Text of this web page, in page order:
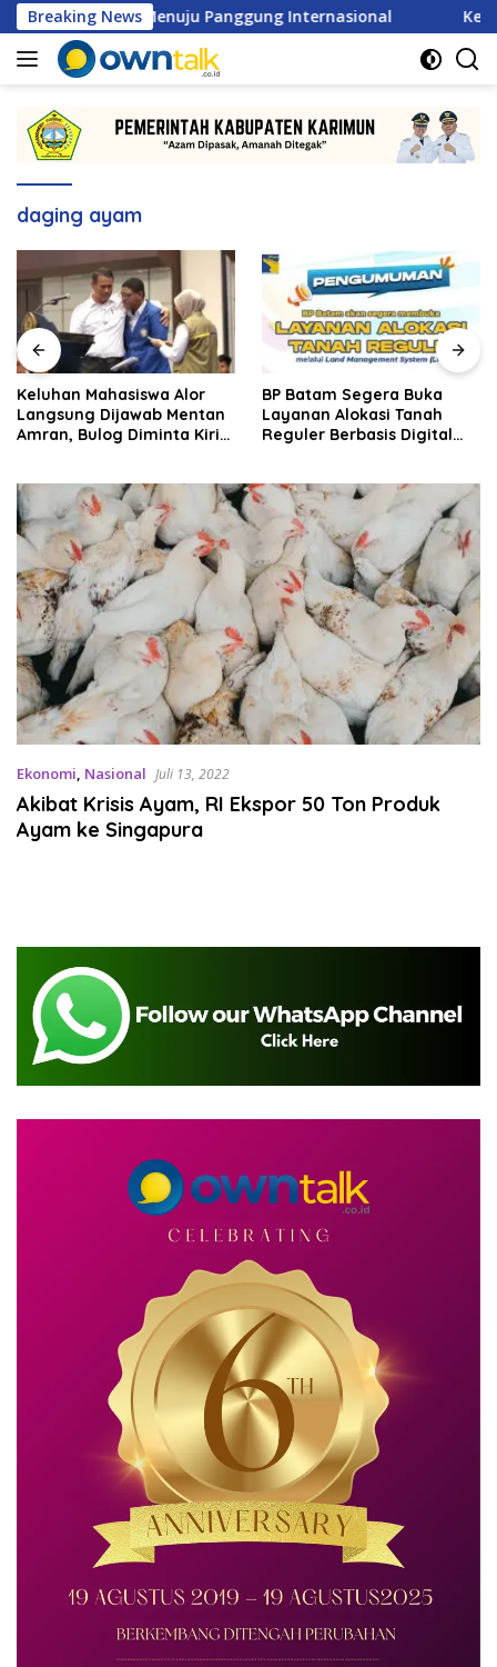
Langsung
ke
konten
Breaking News
2026 Menuju Panggung Internasional Keluhan
daging ayam
Keluhan Mahasiswa Alor
Langsung Dijawab Mentan
Amran, Bulog Diminta Kirim
BP Batam Segera Buka
Layanan Alokasi Tanah
Reguler Berbasis Digital
Ekonomi, Nasional Juli 13, 2022
Akibat Krisis Ayam, RI Ekspor 50 Ton Produk
Ayam ke Singapura